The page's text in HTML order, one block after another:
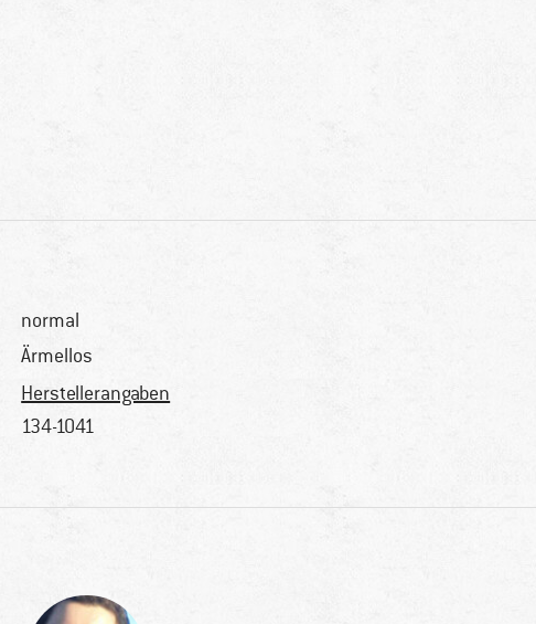
normal
Ärmellos
Herstellerangaben
134-1041